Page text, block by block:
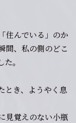
住んでいる」のか
間、私の側のどこ
。
とき、ようやく息
見覚えのない小瓶